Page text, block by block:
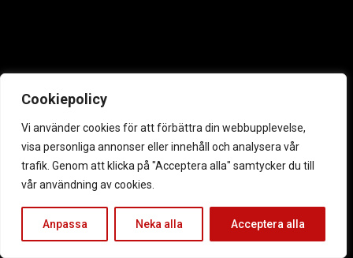
Cookiepolicy
Vi använder cookies för att förbättra din webbupplevelse,
visa personliga annonser eller innehåll och analysera vår
trafik. Genom att klicka på "Acceptera alla" samtycker du till
vår användning av cookies.
Anpassa Neka alla Acceptera alla